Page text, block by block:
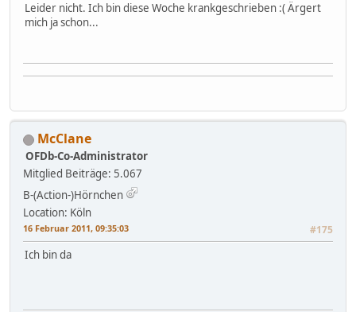
Leider nicht. Ich bin diese Woche krankgeschrieben :( Ärgert
mich ja schon...
McClane
OFDb-Co-Administrator
Mitglied Beiträge: 5.067
B-(Action-)Hörnchen
Location: Köln
16 Februar 2011, 09:35:03 #175
Ich bin da